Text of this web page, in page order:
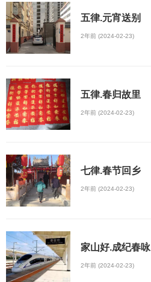
五律.元宵送别
2年前 (2024-02-23)
五律.春归故里
2年前 (2024-02-23)
七律.春节回乡
2年前 (2024-02-23)
家山好.成纪春咏
2年前 (2024-02-23)